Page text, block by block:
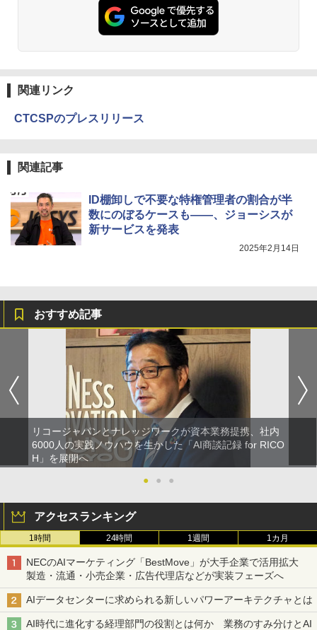
関連リンク
CTCSPのプレスリリース
関連記事
ID棚卸しで不要な特権管理者の割合が半
数にのぼるケースも――、ジョーシスが
新サービスを発表
2025年2月14日
おすすめ記事
リコージャパンとナレッジワークが資本業務提携、社内
6000人の実践ノウハウを生かした「AI商談記録 for RICO
H」を展開へ
●
● ●
アクセスランキング
1時間 24時間 1週間 1カ月
NECのAIマーケティング「BestMove」が大手企業で活用拡大
製造・流通・小売企業・広告代理店などが実装フェーズへ
AIデータセンターに求められる新しいパワーアーキテクチャとは
AI時代に進化する経理部門の役割とは何か 業務のすみ分けとAI